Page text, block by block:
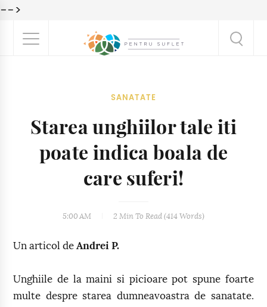
-->
SANATATE
Starea unghiilor tale iti
poate indica boala de
care suferi!
5:00 AM 2 Min To Read (414 Words)
Un articol de Andrei P.
Unghiile de la maini si picioare pot spune foarte
multe despre starea dumneavoastra de sanatate.